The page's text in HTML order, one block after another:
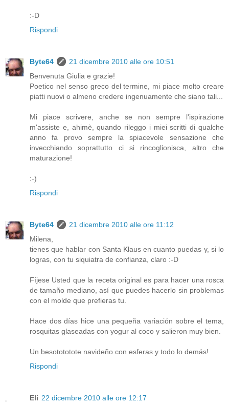
:-D
Rispondi
Byte64
21 dicembre 2010 alle ore 10:51
Benvenuta Giulia e grazie!
Poetico nel senso greco del termine, mi piace molto creare
piatti nuovi o almeno credere ingenuamente che siano tali...
Mi piace scrivere, anche se non sempre l'ispirazione
m'assiste e, ahimè, quando rileggo i miei scritti di qualche
anno fa provo sempre la spiacevole sensazione che
invecchiando soprattutto ci si rincoglionisca, altro che
maturazione!
:-)
Rispondi
Byte64
21 dicembre 2010 alle ore 11:12
Milena,
tienes que hablar con Santa Klaus en cuanto puedas y, si lo
logras, con tu siquiatra de confianza, claro :-D
Fíjese Usted que la receta original es para hacer una rosca
de tamaño mediano, así que puedes hacerlo sin problemas
con el molde que prefieras tu.
Hace dos días hice una pequeña variación sobre el tema,
rosquitas glaseadas con yogur al coco y salieron muy bien.
Un besotototote navideño con esferas y todo lo demás!
Rispondi
Eli 22 dicembre 2010 alle ore 12:17